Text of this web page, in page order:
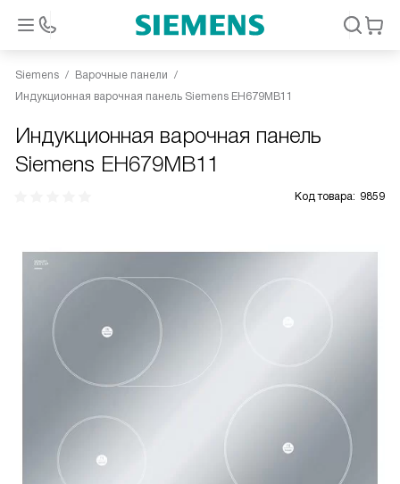
Siemens
Варочные панели
Индукционная варочная панель Siemens EH679MB11
Индукционная варочная панель
Siemens EH679MB11
Код товара: 9859